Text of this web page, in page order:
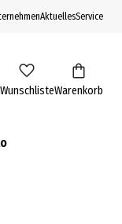
AktuellesService
WunschlisteWarenkorb